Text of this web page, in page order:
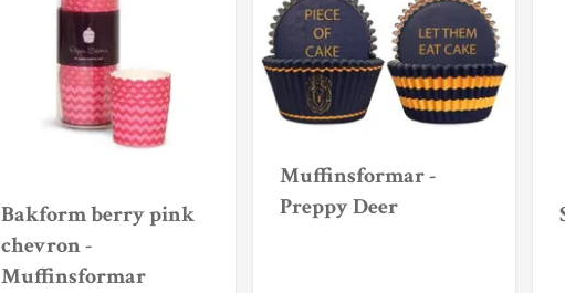
Bakform berry pink
chevron -
Muffinsformar
Muffinsformar -
Preppy Deer